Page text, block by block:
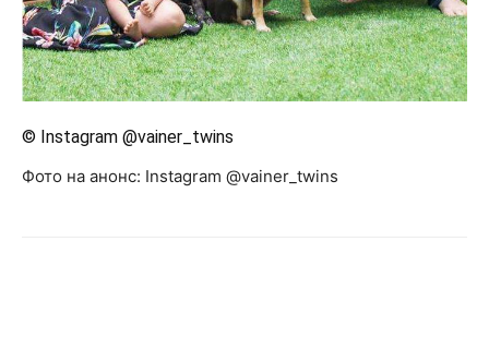
© Instagram @vainer_twins
Фото на анонс: Instagram @vainer_twins